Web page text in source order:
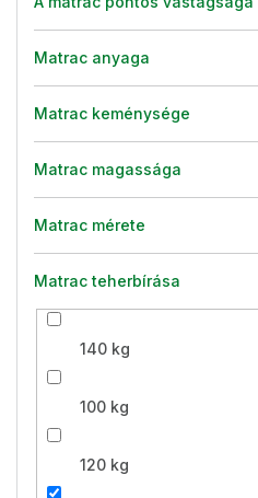
Matrac anyaga
Matrac keménysége
Matrac magassága
Matrac mérete
Matrac teherbírása
140 kg
100 kg
120 kg